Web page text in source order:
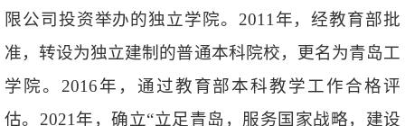
限公司投资举办的独立学院。2011年，经教育部批
准，转设为独立建制的普通本科院校，更名为青岛工
学院。2016年，通过教育部本科教学工作合格评
估。2021年，确立“立足青岛，服务国家战略，建设